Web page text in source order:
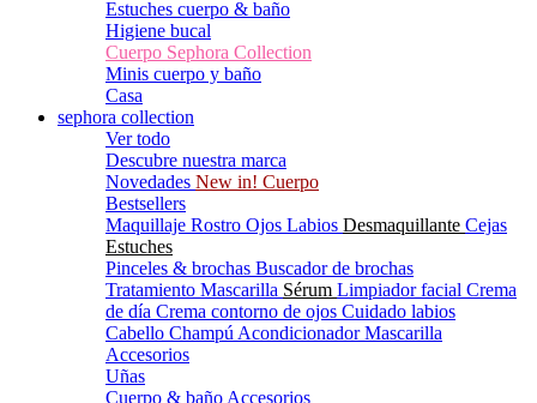
Estuches cuerpo & baño
Higiene bucal
Cuerpo Sephora Collection
Minis cuerpo y baño
Casa
sephora collection
Ver todo
Descubre nuestra marca
Novedades New in! Cuerpo
Bestsellers
Maquillaje Rostro Ojos Labios Desmaquillante Cejas
Estuches
Pinceles & brochas Buscador de brochas
Tratamiento Mascarilla Sérum Limpiador facial Crema
de día Crema contorno de ojos Cuidado labios
Cabello Champú AcondicionadorMascarilla
Accesorios
Uñas
Cuerpo & baño Accesorios